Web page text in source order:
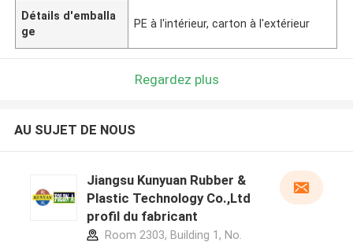
Détails d'emballa
ge
PE à l'intérieur, carton à l'extérieur
Regardez plus
AU SUJET DE NOUS
Jiangsu Kunyuan Rubber &
Plastic Technology Co.,Ltd
profil du fabricant
Room 2303, Building 1, No.